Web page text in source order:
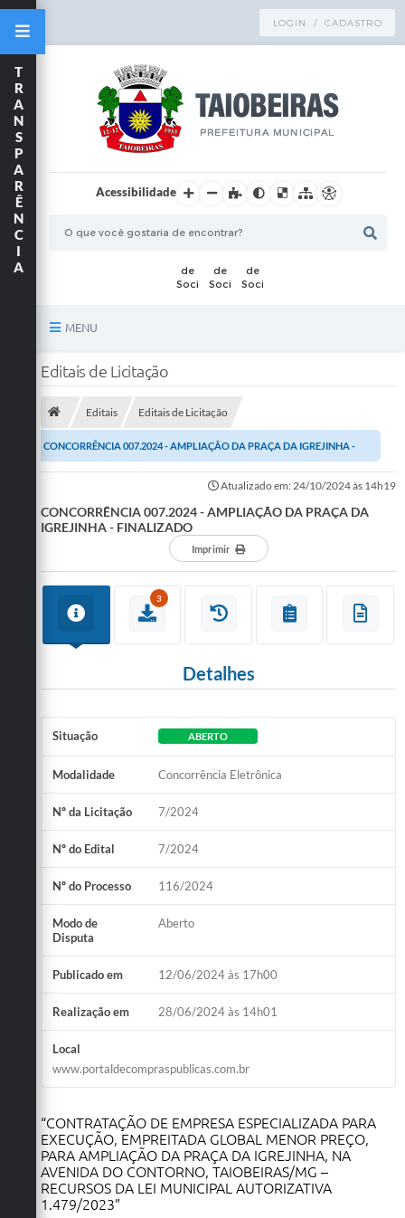
LOGIN / CADASTRO
Acessibilidade
MENU
Principal
Publicações
A Nossa Cidade
Legislação
Notícias
Conselho Tutelar.
Carta de Serviços
Obras
Emprega
Galeria de Fotos
Galeria de Vídeos
Serviços Online
Enquete
Links
Telefones Úteis
Contato
Sala M. do Empreendedor
T
R
A
N
S
P
A
R
Ê
N
C
I
A
Editais de Licitação
Editais Editais de Licitação
CONCORRÊNCIA 007.2024 - AMPLIAÇÃO DA PRAÇA DA IGREJINHA -
Atualizado em: 24/10/2024 às 14h19
CONCORRÊNCIA 007.2024 - AMPLIAÇÃO DA PRAÇA DA
IGREJINHA - FINALIZADO
Imprimir
3
Detalhes
Situação ABERTO
Modalidade Concorrência Eletrônica
Nº da Licitação 7/2024
Nº do Edital 7/2024
Nº do Processo 116/2024
Modo de
Disputa
Aberto
Publicado em 12/06/2024 às 17h00
Realização em 28/06/2024 às 14h01
Local
www.portaldecompraspublicas.com.br
“CONTRATAÇÃO DE EMPRESA ESPECIALIZADA PARA
EXECUÇÃO, EMPREITADA GLOBAL MENOR PREÇO,
PARA AMPLIAÇÃO DA PRAÇA DA IGREJINHA, NA
AVENIDA DO CONTORNO, TAIOBEIRAS/MG –
RECURSOS DA LEI MUNICIPAL AUTORIZATIVA
1.479/2023”